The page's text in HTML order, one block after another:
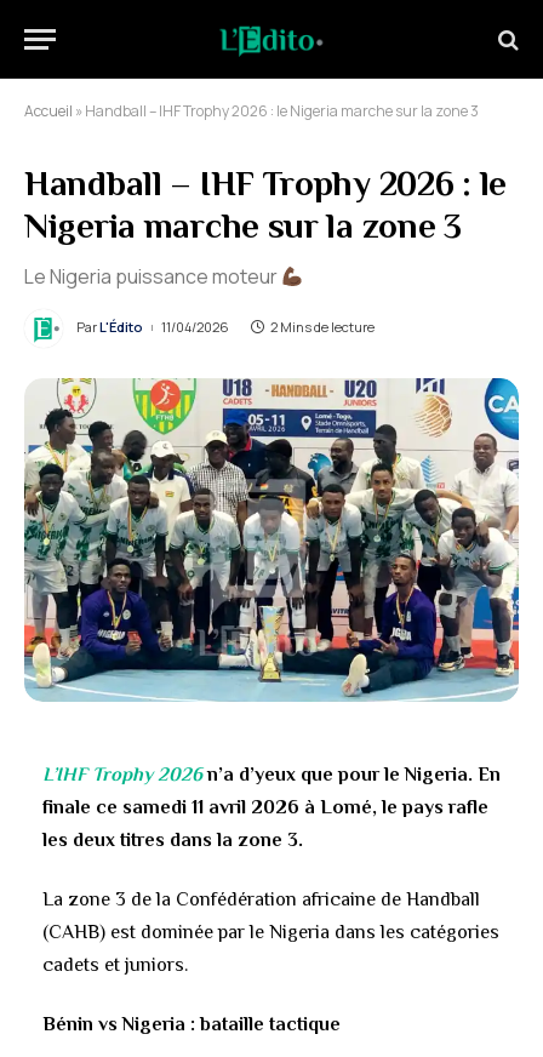
Accueil »Handball – IHF Trophy 2026 : le Nigeria marche sur la zone 3
Handball – IHF Trophy 2026 : le
Nigeria marche sur la zone 3
Le Nigeria puissance moteur
ParL'Édito 11/04/2026 2 Mins de lecture
L’IHF Trophy 2026n’a d’yeux que pour le Nigeria. En
finale ce samedi 11 avril 2026 à Lomé, le pays rafle
les deux titres dans la zone 3.
La zone 3 de la Confédération africaine de Handball
(CAHB) est dominée par le Nigeria dans les catégories
cadets et juniors.
Bénin vs Nigeria : bataille tactique